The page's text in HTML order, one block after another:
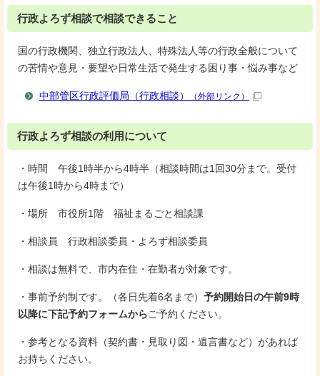
行政よろず相談で相談できること
国の行政機関、独立行政法人、特殊法人等の行政全般について
の苦情や意見・要望や日常生活で発生する困り事・悩み事など
中部管区行政評価局（行政相談） （外部リンク）
行政よろず相談の利用について
・時間 午後1時半から4時半（相談時間は1回30分まで。受付
は午後1時から4時まで）
・場所 市役所1階 福祉まるごと相談課
・相談員 行政相談委員・よろず相談委員
・相談は無料で、市内在住・在勤者が対象です。
・事前予約制です。（各日先着6名まで） 予約開始日の午前9時
以降に下記予約フォームからご予約ください。
・参考となる資料（契約書・見取り図・遺言書など）があれば
お持ちください。